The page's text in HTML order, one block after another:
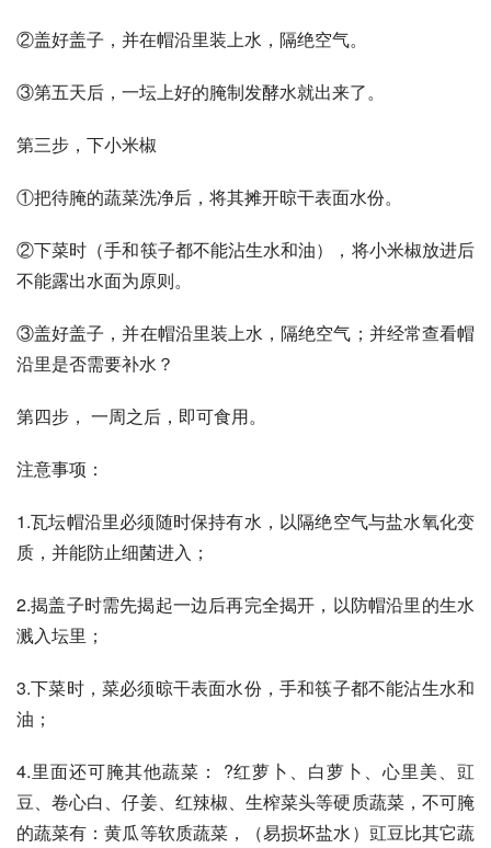
②盖好盖子，并在帽沿里装上水，隔绝空气。
③第五天后，一坛上好的腌制发酵水就出来了。
第三步，下小米椒
①把待腌的蔬菜洗净后，将其摊开晾干表面水份。
②下菜时（手和筷子都不能沾生水和油），将小米椒放进后
不能露出水面为原则。
③盖好盖子，并在帽沿里装上水，隔绝空气；并经常查看帽
沿里是否需要补水？
第四步， 一周之后，即可食用。
注意事项：
1.瓦坛帽沿里必须随时保持有水，以隔绝空气与盐水氧化变
质，并能防止细菌进入；
2.揭盖子时需先揭起一边后再完全揭开，以防帽沿里的生水
溅入坛里；
3.下菜时，菜必须晾干表面水份，手和筷子都不能沾生水和
油；
4.里面还可腌其他蔬菜： ?红萝卜、白萝卜、心里美、豇
豆、卷心白、仔姜、红辣椒、生榨菜头等硬质蔬菜，不可腌
的蔬菜有：黄瓜等软质蔬菜，（易损坏盐水）豇豆比其它蔬